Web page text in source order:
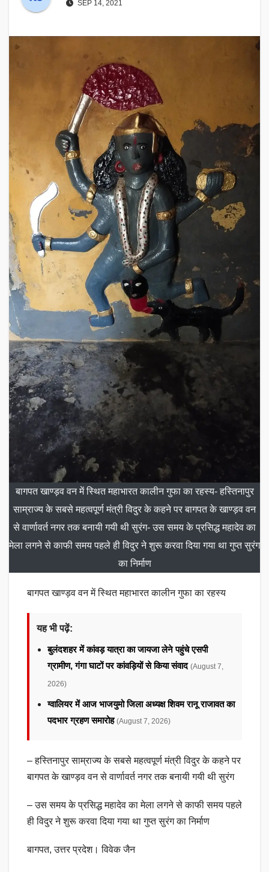
SEP 14, 2021
बागपत खाण्ड़व वन में स्थित महाभारत कालीन गुफा का रहस्य- हस्तिनापुर
साम्राज्य के सबसे महत्वपूर्ण मंत्री विदुर के कहने पर बागपत के खाण्ड़व वन
से वार्णावर्त नगर तक बनायी गयी थी सुरंग- उस समय के प्रसिद्ध महादेव का
मेला लगने से काफी समय पहले ही विदुर ने शुरू करवा दिया गया था गुप्त सुरंग
का निर्माण
बागपत खाण्ड़व वन में स्थित महाभारत कालीन गुफा का रहस्य
यह भी पढ़ें:
बुलंदशहर में कांवड़ यात्रा का जायजा लेने पहुंचे एसपी
ग्रामीण, गंगा घाटों पर कांवड़ियों से किया संवाद (August 7,
2026)
ग्वालियर में आज भाजयुमो जिला अध्यक्ष शिवम रानू राजावत का
पदभार ग्रहण समारोह (August 7, 2026)
– हस्तिनापुर साम्राज्य के सबसे महत्वपूर्ण मंत्री विदुर के कहने पर
बागपत के खाण्ड़व वन से वार्णावर्त नगर तक बनायी गयी थी सुरंग
– उस समय के प्रसिद्ध महादेव का मेला लगने से काफी समय पहले
ही विदुर ने शुरू करवा दिया गया था गुप्त सुरंग का निर्माण
बागपत, उत्तर प्रदेश। विवेक जैन